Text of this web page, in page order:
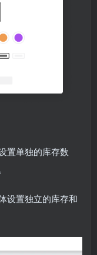
置单独的库存数
设置独立的库存和